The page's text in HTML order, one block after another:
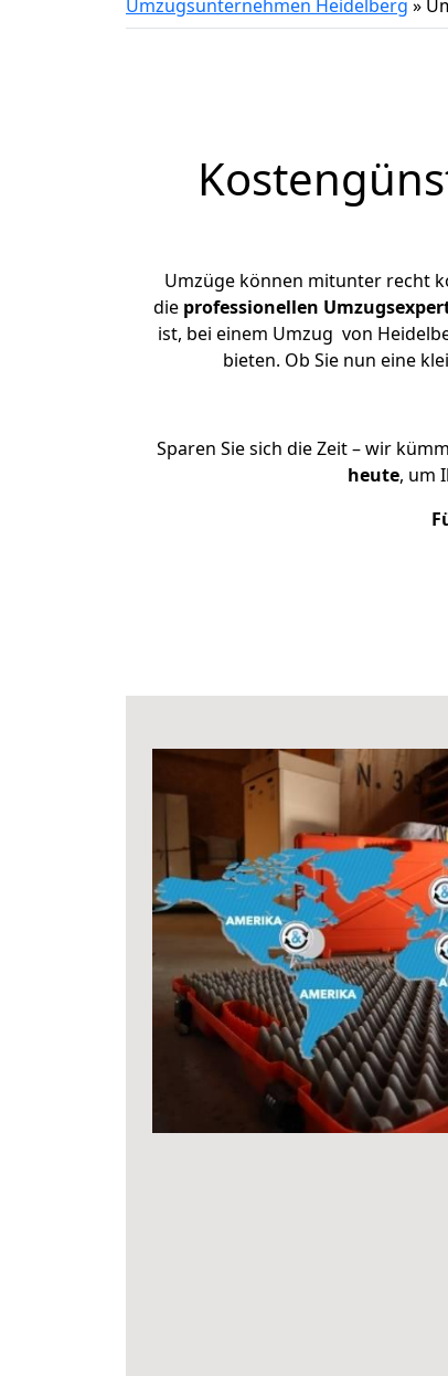
Umzugsunternehmen Heidelberg »
Umzüge können mitunter recht
die professionellen
ist, bei einem Umzug von
bieten. Ob Sie nun eine
Sparen Sie sich die Zeit – wir
heute, um